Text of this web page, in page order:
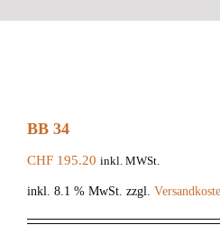
BB 34
CHF 195.20 inkl. MWSt.
inkl. 8.1 % MwSt. zzgl.